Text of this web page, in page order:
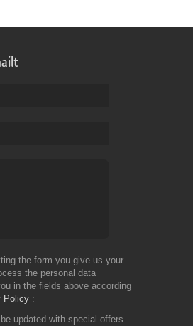
the form you give us your
the personal data
in the fields above according
Policy
updated with special offers